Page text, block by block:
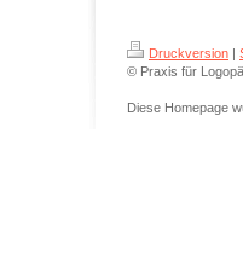
Druckversion |
© Praxis für
Diese Homepage